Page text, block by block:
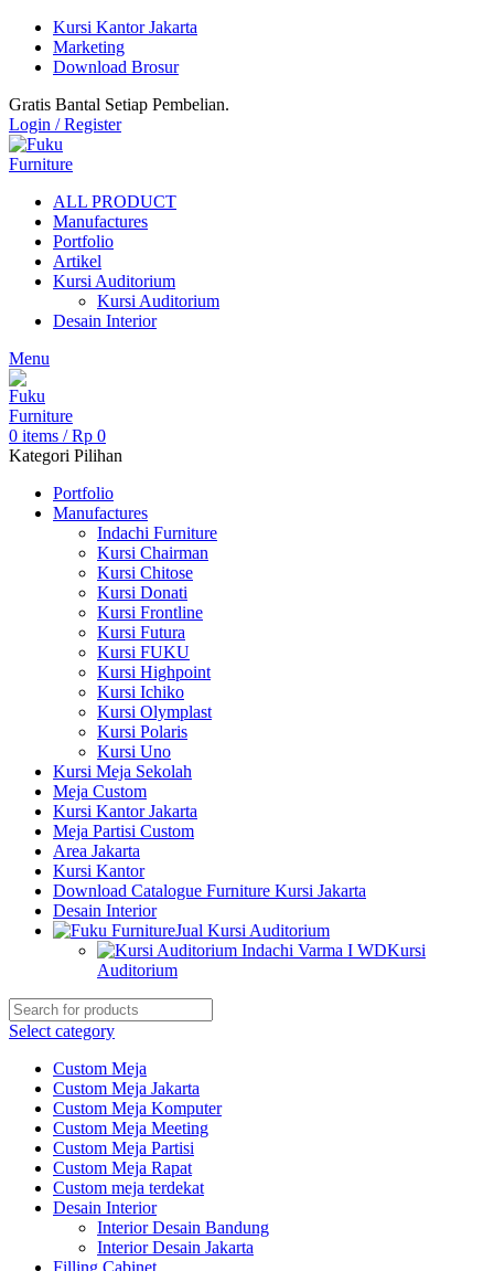
Kursi Kantor Jakarta
Marketing
Download Brosur
Gratis Bantal Setiap Pembelian.
Login / Register
ALL PRODUCT
Manufactures
Portfolio
Artikel
Kursi Auditorium
Kursi Auditorium
Desain Interior
Menu
0 items / Rp 0
Kategori Pilihan
Portfolio
Manufactures
Indachi Furniture
Kursi Chairman
Kursi Chitose
Kursi Donati
Kursi Frontline
Kursi Futura
Kursi FUKU
Kursi Highpoint
Kursi Ichiko
Kursi Olymplast
Kursi Polaris
Kursi Uno
Kursi Meja Sekolah
Meja Custom
Kursi Kantor Jakarta
Meja Partisi Custom
Area Jakarta
Kursi Kantor
Download Catalogue Furniture Kursi Jakarta
Desain Interior
Jual Kursi Auditorium
Kursi
Auditorium
Select category
Custom Meja
Custom Meja Jakarta
Custom Meja Komputer
Custom Meja Meeting
Custom Meja Partisi
Custom Meja Rapat
Custom meja terdekat
Desain Interior
Interior Desain Bandung
Interior Desain Jakarta
Filling Cabinet